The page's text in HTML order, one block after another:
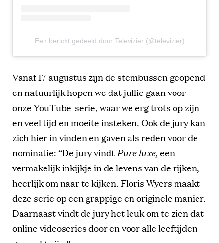
Een bericht gedeeld door Televizier (@televizier)
Vanaf 17 augustus zijn de stembussen geopend
en natuurlijk hopen we dat jullie gaan voor
onze YouTube-serie, waar we erg trots op zijn
en veel tijd en moeite insteken. Ook de jury kan
zich hier in vinden en gaven als reden voor de
nominatie: “De jury vindtPure luxe, een
vermakelijk inkijkje in de levens van de rijken,
heerlijk om naar te kijken. Floris Wyers maakt
deze serie op een grappige en originele manier.
Daarnaast vindt de jury het leuk om te zien dat
online videoseries door en voor alle leeftijden